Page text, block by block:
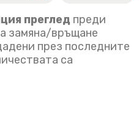
преглед преди
замяна/връщане
през последните
са